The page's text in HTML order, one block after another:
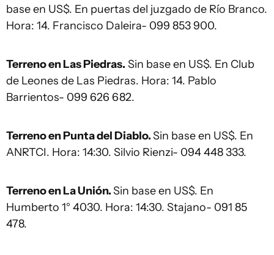
base en US$. En puertas del juzgado de Río Branco.
Hora: 14. Francisco Daleira- 099 853 900.
Terreno en Las Piedras. Sin base en US$. En Club
de Leones de Las Piedras. Hora: 14. Pablo
Barrientos- 099 626 682.
Terreno en Punta del Diablo.Sin base en US$. En
ANRTCI. Hora: 14:30. Silvio Rienzi- 094 448 333.
Terreno en La Unión.Sin base en US$. En
Humberto 1° 4030. Hora: 14:30. Stajano- 091 85
478.